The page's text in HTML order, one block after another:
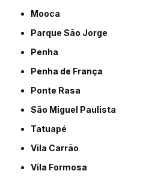
Mooca
Parque São Jorge
Penha
Penha de França
Ponte Rasa
São Miguel Paulista
Tatuapé
Vila Carrão
Vila Formosa